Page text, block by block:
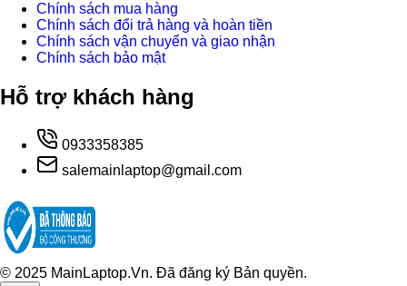
Chính sách mua hàng
Chính sách đổi trả hàng và hoàn tiền
Chính sách vận chuyển và giao nhận
Chính sách bảo mật
Hỗ trợ khách hàng
0933358385
salemainlaptop@gmail.com
© 2025 MainLaptop.Vn. Đã đăng ký Bản quyền.